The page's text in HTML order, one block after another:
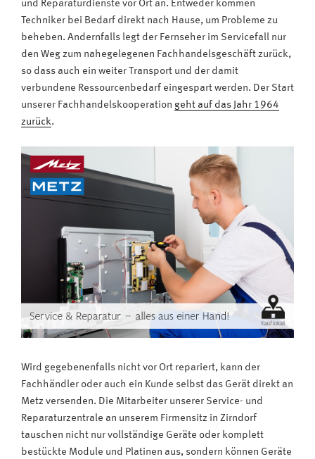
und Reparaturdienste vor Ort an. Entweder kommen
Techniker bei Bedarf direkt nach Hause, um Probleme zu
beheben. Andernfalls legt der Fernseher im Servicefall nur
den Weg zum nahegelegenen Fachhandelsgeschäft zurück,
so dass auch ein weiter Transport und der damit
verbundene Ressourcenbedarf eingespart werden. Der Start
unserer Fachhandelskooperation geht auf das Jahr 1964
zurück.
Wird gegebenenfalls nicht vor Ort repariert, kann der
Fachhändler oder auch ein Kunde selbst das Gerät direkt an
Metz versenden. Die Mitarbeiter unserer Service- und
Reparaturzentrale an unserem Firmensitz in Zirndorf
tauschen nicht nur vollständige Geräte oder komplett
bestückte Module und Platinen aus, sondern können Geräte